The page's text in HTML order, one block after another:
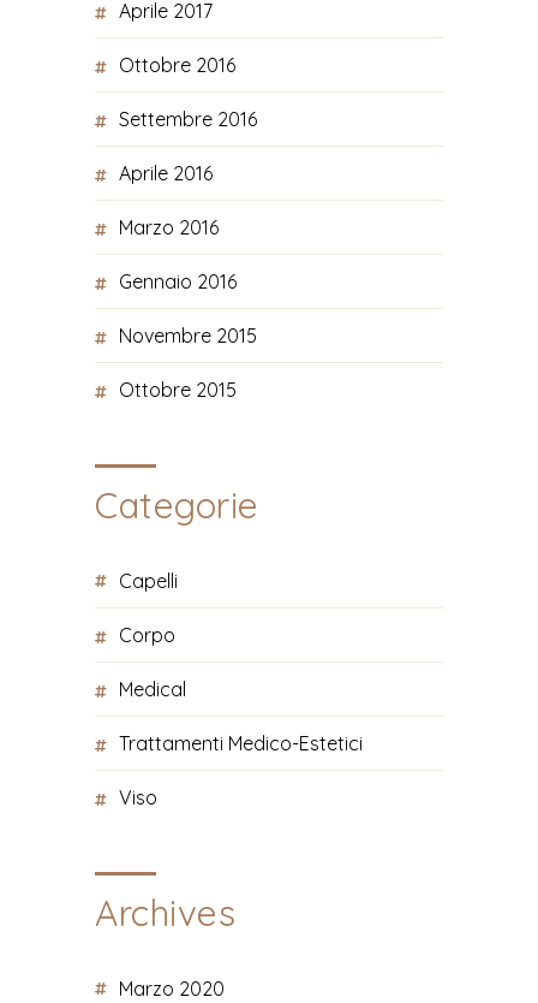
Aprile 2017
Ottobre 2016
Settembre 2016
Aprile 2016
Marzo 2016
Gennaio 2016
Novembre 2015
Ottobre 2015
Categorie
Capelli
Corpo
Medical
Trattamenti Medico-Estetici
Viso
Archives
Marzo 2020